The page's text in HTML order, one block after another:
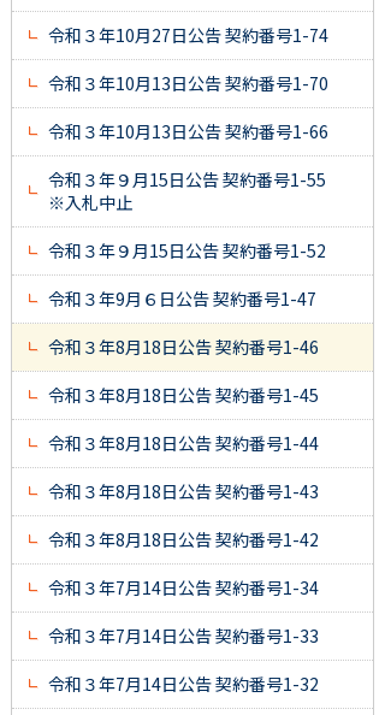
令和３年10月27日公告 契約番号1-74
令和３年10月13日公告 契約番号1-70
令和３年10月13日公告 契約番号1-66
令和３年９月15日公告 契約番号1-55
※入札中止
令和３年９月15日公告 契約番号1-52
令和３年9月６日公告 契約番号1-47
令和３年8月18日公告 契約番号1-46
令和３年8月18日公告 契約番号1-45
令和３年8月18日公告 契約番号1-44
令和３年8月18日公告 契約番号1-43
令和３年8月18日公告 契約番号1-42
令和３年7月14日公告 契約番号1-34
令和３年7月14日公告 契約番号1-33
令和３年7月14日公告 契約番号1-32